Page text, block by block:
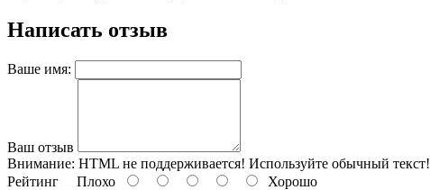
Написать отзыв
Ваше имя:
Ваш отзыв
Внимание: HTML не поддерживается! Используйте обычный текст!
Рейтинг Плохо Хорошо